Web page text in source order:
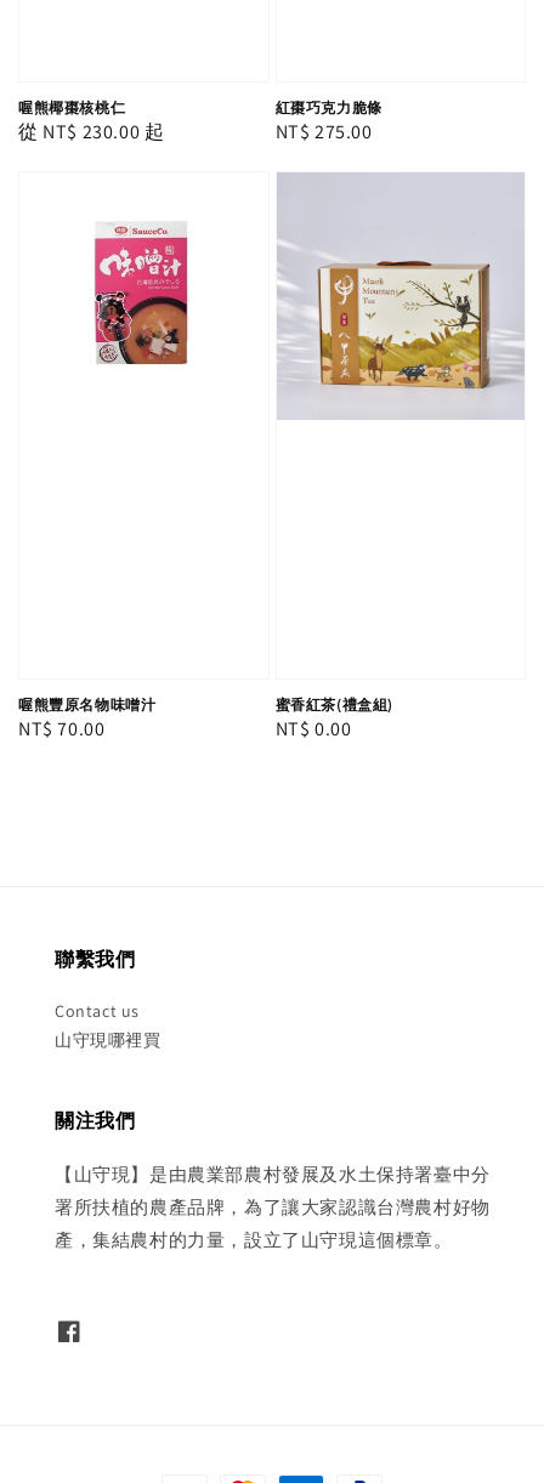
喔熊椰棗核桃仁
Regular
從 NT$ 230.00 起
紅棗巧克力脆條
Regular
NT$ 275.00
喔熊豐原名物味噌汁
Regular
NT$ 70.00
蜜香紅茶(禮盒組)
Regular
NT$ 0.00
聯繫我們
Contact us
山守現哪裡買
關注我們
【山守現】是由農業部農村發展及水土保持署臺中分
署所扶植的農產品牌，為了讓大家認識台灣農村好物
產，集結農村的力量，設立了山守現這個標章。